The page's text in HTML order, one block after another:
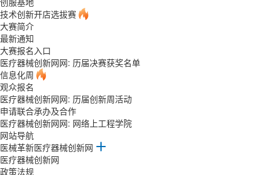
技术创新开店选拔赛
大赛简介
最新通知
大赛报名入口
医疗器械创新网网: 历届决赛获奖名单
信息化周
观众报名
医疗器械创新网网: 历届创新周活动
申请联合承办及合作
医疗器械创新网网: 网络上工程学院
网站导航
医械革新医疗器械创新网
医疗器械创新网
政策法规